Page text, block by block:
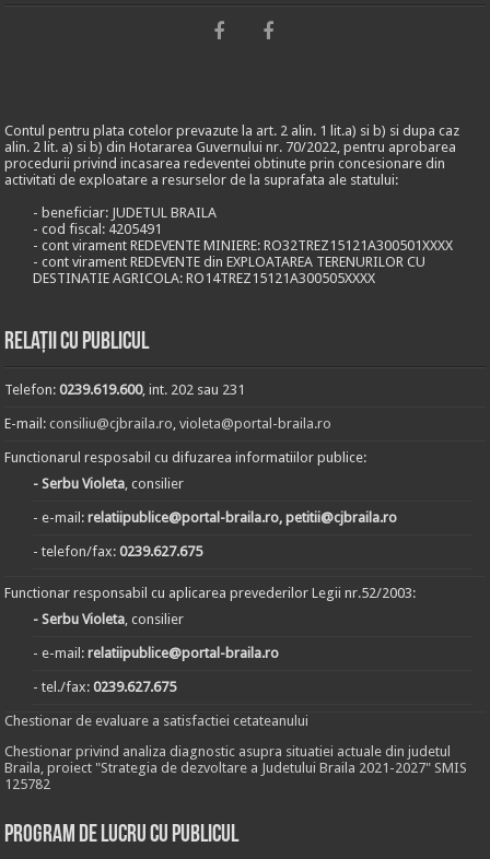
Contul pentru plata cotelor prevazute la art. 2 alin. 1 lit.a) si b) si dupa caz
alin. 2 lit. a) si b) din Hotararea Guvernului nr. 70/2022, pentru aprobarea
procedurii privind incasarea redeventei obtinute prin concesionare din
activitati de exploatare a resurselor de la suprafata ale statului:
- beneficiar: JUDETUL BRAILA
- cod fiscal: 4205491
- cont virament REDEVENTE MINIERE: RO32TREZ15121A300501XXXX
- cont virament REDEVENTE din EXPLOATAREA TERENURILOR CU
DESTINATIE AGRICOLA: RO14TREZ15121A300505XXXX
Relații cu publicul
Telefon:0239.619.600, int. 202 sau 231
E-mail:consiliu@cjbraila.ro,violeta@portal-braila.ro
Functionarul resposabil cu difuzarea informatiilor publice:
- Serbu Violeta, consilier
- e-mail:relatiipublice@portal-braila.ro, petitii@cjbraila.ro
- telefon/fax:0239.627.675
Functionar responsabil cu aplicarea prevederilor Legii nr.52/2003:
- Serbu Violeta, consilier
- e-mail:relatiipublice@portal-braila.ro
- tel./fax:0239.627.675
Chestionar de evaluare a satisfactiei cetateanului
Chestionar privind analiza diagnostic asupra situatiei actuale din judetul
Braila, proiect "Strategia de dezvoltare a Judetului Braila 2021-2027" SMIS
125782
Program de lucru cu publicul